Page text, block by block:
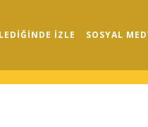
İZLE SOSYAL